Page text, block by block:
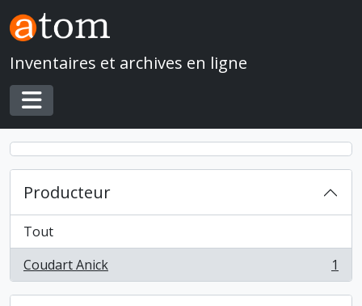
Skip to main content
Inventaires et archives en ligne
Toggle navigation
Producteur
Tout
Coudart Anick
, 1 résultats 1